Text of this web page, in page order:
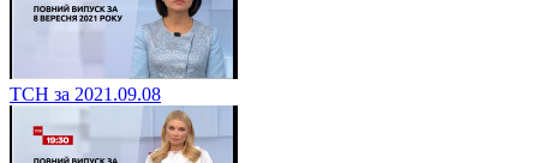
ТСН за 2021.09.08